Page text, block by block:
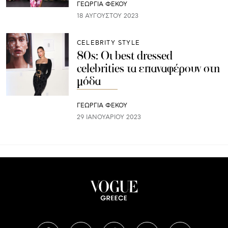
ΓΕΩΡΓΙΑ ΦΕΚΟΥ
18 ΑΥΓΟΎΣΤΟΥ 2023
CELEBRITY STYLE
80s: Οι best dressed
celebrities τα επαναφέρουν στη
μόδα
ΓΕΩΡΓΙΑ ΦΕΚΟΥ
29 ΙΑΝΟΥΑΡΊΟΥ 2023